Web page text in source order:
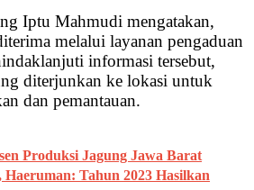
Iptu Mahmudi mengatakan,
melalui layanan pengaduan
informasi tersebut,
diterjunkan ke lokasi untuk
dan pemantauan.
Produksi Jagung Jawa Barat
Tahun 2023 Hasilkan